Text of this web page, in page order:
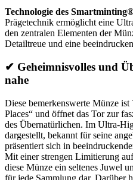
Technologie des
Prägetechnik ermöglicht eine
den zentralen Elementen der
Detailtreue und eine
✔ Geheimnisvolles und
nahe
Diese bemerkenswerte Münze
Places“ und öffnet das Tor zur
des Übernatürlichen. Im Ultra-
dargestellt, bekannt für seine
präsentiert sich in
Mit einer strengen Limitierung
diese Münze ein seltenes Juwel
für jede Sammlung dar. Darüber